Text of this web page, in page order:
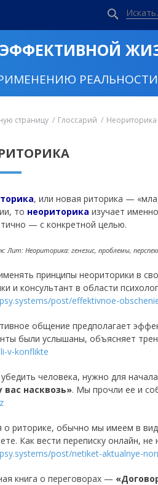
страницу Глоссарий Неориторика
, или новая риторика —
то неориторика изучает
— с конкретной целью.
Лит: Неориторика: генезис, проблемы,
принципы неориторики в
и консультант в области
post/effektivnoe-
общение предполагает
были услышаны, объясняет
v-konflikte
человека, нужно для
насквозь». Мы прочли ее и
о риторике, обычно мы имеем в
Как вести переписку онлайн,
post/netiket-aktualnye-
книга о переговорах —